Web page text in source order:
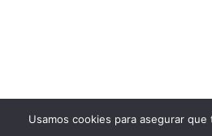
Usamos cookies para asegurar